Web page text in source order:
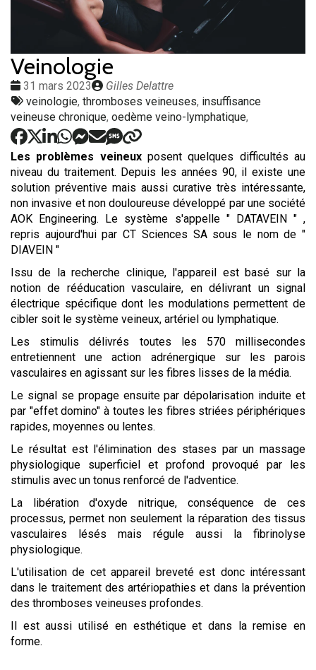
Veinologie
Date
:
31 mars 2023
Publié
par
Gilles Delattre
Tags
:
veinologie, thromboses veineuses, insuffisance
veineuse chronique, oedème veino-lymphatique,
Les problèmes veineuxposent quelques difficultés au
niveau du traitement. Depuis les années 90, il existe une
solution préventive mais aussi curative très intéressante,
non invasive et non douloureuse développé par une société
AOK Engineering. Le système s'appelle " DATAVEIN " ,
repris aujourd'hui par CT Sciences SA sous le nom de "
DIAVEIN "
Issu de la recherche clinique, l'appareil est basé sur la
notion de rééducation vasculaire, en délivrant un signal
électrique spécifique dont les modulations permettent de
cibler soit le système veineux, artériel ou lymphatique.
Les stimulis délivrés toutes les 570 millisecondes
entretiennent une action adrénergique sur les parois
vasculaires en agissant sur les fibres lisses de la média.
Le signal se propage ensuite par dépolarisation induite et
par "effet domino" à toutes les fibres striées périphériques
rapides, moyennes ou lentes.
Le résultat est l'élimination des stases par un massage
physiologique superficiel et profond provoqué par les
stimulis avec un tonus renforcé de l'adventice.
La libération d'oxyde nitrique, conséquence de ces
processus, permet non seulement la réparation des tissus
vasculaires lésés mais régule aussi la fibrinolyse
physiologique.
L'utilisation de cet appareil breveté est donc intéressant
dans le traitement des artériopathies et dans la prévention
des thromboses veineuses profondes.
Il est aussi utilisé en esthétique et dans la remise en
forme.